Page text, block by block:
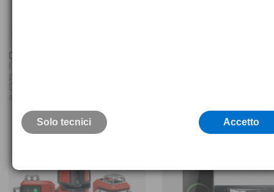
Distanziometri Leica DISTO®
esigenza professionale
APPROFONDISCI >
Solo tecnici Accetto